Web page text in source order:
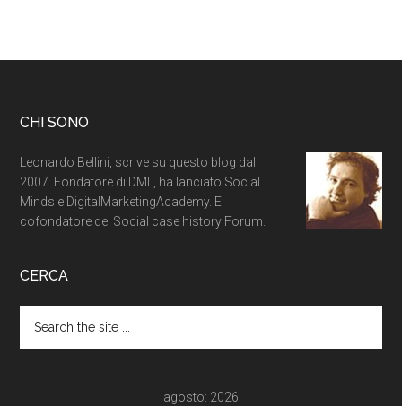
CHI SONO
Leonardo Bellini, scrive su questo blog dal
2007. Fondatore di DML, ha lanciato Social
Minds e DigitalMarketingAcademy. E'
cofondatore del Social case history Forum.
CERCA
agosto: 2026